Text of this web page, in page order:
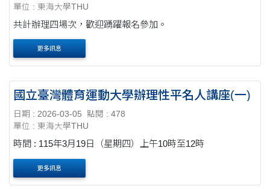
單位 : 東海大學THU
共計辦理四場次，歡迎踴躍報名參加。
更多訊息
國立臺灣體育運動大學辦理性平名人講座(一)
日期 : 2026-03-05
點閱 : 478
單位 : 東海大學THU
時間 : 115年3月19日（星期四）上午10時至12時
更多訊息